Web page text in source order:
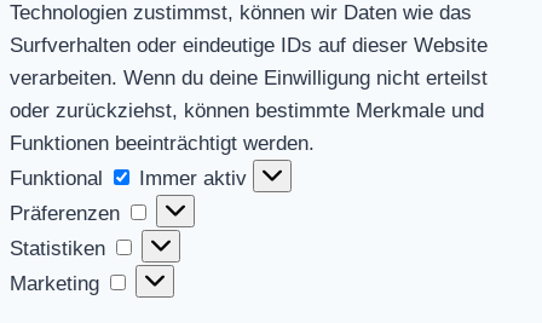
Technologien zustimmst, können wir Daten wie das
Surfverhalten oder eindeutige IDs auf dieser Website
verarbeiten. Wenn du deine Einwilligung nicht erteilst
oder zurückziehst, können bestimmte Merkmale und
Funktionen beeinträchtigt werden.
Funktional
Funktional
Immer aktiv
Präferenzen
Präferenzen
Statistiken
Statistiken
Marketing
Marketing